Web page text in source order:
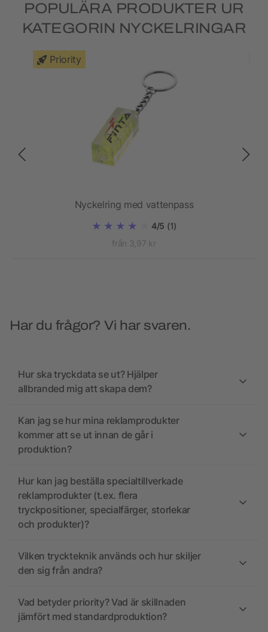
POPULÄRA PRODUKTER UR
KATEGORIN NYCKELRINGAR
Priority
Nyckelring med vattenpass
4/5 (1)
från 3,97 kr
Har du frågor? Vi har svaren.
Hur ska tryckdata se ut? Hjälper
allbranded mig att skapa dem?
Kan jag se hur mina reklamprodukter
kommer att se ut innan de går i
produktion?
Hur kan jag beställa specialtillverkade
reklamprodukter (t.ex. flera
tryckpositioner, specialfärger, storlekar
och produkter)?
Vilken tryckteknik används och hur skiljer
den sig från andra?
Vad betyder priority? Vad är skillnaden
jämfört med standardproduktion?